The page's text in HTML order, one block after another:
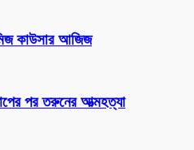
কাউসার আজিজ
পর তরুনের আত্মহত্যা